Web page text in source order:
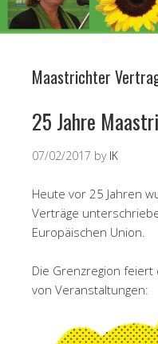
Maastrichter
25 Jahre
07/02/2017 by IK
Heute vor 25 Jahren
Verträge
Europäischen Union.
Die Grenzregion feiert
von Veranstaltungen: